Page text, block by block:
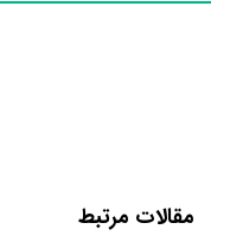
مقالات مرتبط